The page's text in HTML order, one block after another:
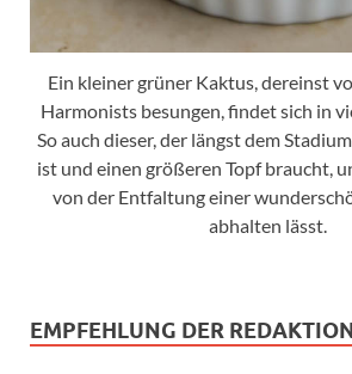
Ein kleiner grüner Kaktus, dereinst
Harmonists besungen, findet sich in
So auch dieser, der längst dem
ist und einen größeren Topf braucht,
von der Entfaltung einer
abhalten lässt.
EMPFEHLUNG DER